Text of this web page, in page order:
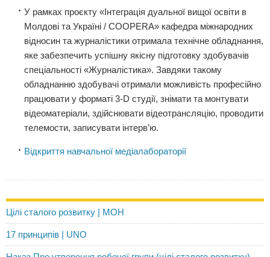
У рамках проєкту «Інтеграція дуальної вищої освіти в
Молдові та Україні / COOPERA» кафедра міжнародних
відносин та журналістики отримала технічне обладнання,
яке забезпечить успішну якісну підготовку здобувачів
спеціальності «Журналістика». Завдяки такому
обладнанню здобувачі отримали можливість професійно
працювати у форматі 3-D студії, знімати та монтувати
відеоматеріали, здійснювати відеотрансляцію, проводити
телемости, записувати інтерв’ю.
Відкриття навчальної медіалабораторії
Цілі сталого розвитку | МОН
17 принципів | UNO